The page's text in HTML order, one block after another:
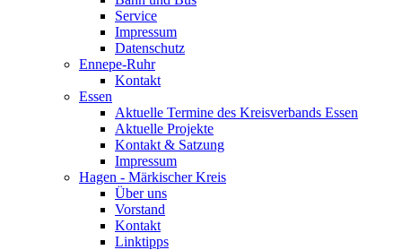
Service
Impressum
Datenschutz
Ennepe-Ruhr
Kontakt
Essen
Aktuelle Termine des Kreisverbands Essen
Aktuelle Projekte
Kontakt & Satzung
Impressum
Hagen - Märkischer Kreis
Über uns
Vorstand
Kontakt
Linktipps